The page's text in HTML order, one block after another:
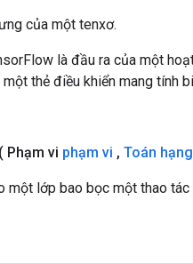
của một tenxơ.
là đầu ra của một
thẻ điều khiển mang tính
( Phạm vi phạm vi , Toán hạng
lớp bao bọc một thao tác